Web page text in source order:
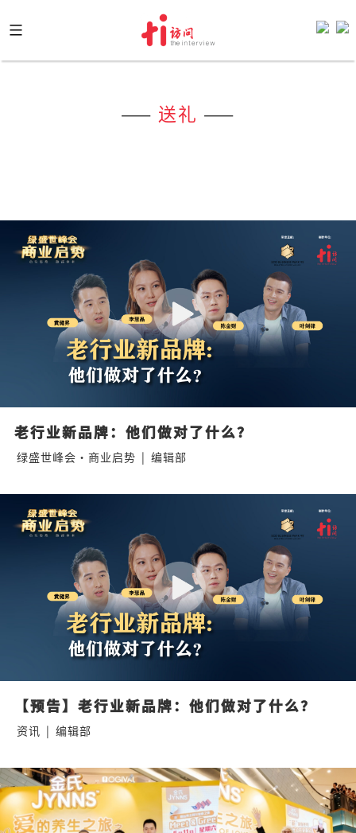
to
content
—— 送礼 ——
老行业新品牌：他们做对了什么？
绿盛世峰会·商业启势 | 编辑部
【预告】老行业新品牌：他们做对了什么？
资讯 | 编辑部